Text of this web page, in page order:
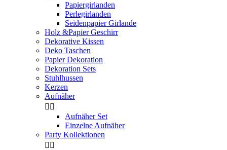
Papiergirlanden
Perlegirlanden
Seidenpapier Girlande
Holz &Papier Geschirr
Dekorative Kissen
Deko Taschen
Papier Dekoration
Dekoration Sets
Stuhlhussen
Kerzen
Aufnäher
 
Aufnäher Set
Einzelne Aufnäher
Party Kollektionen
 